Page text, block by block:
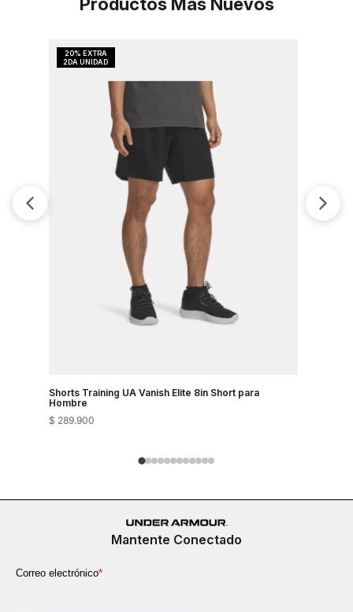
Productos Más Nuevos
Shorts Training UA Vanish Elite 8in Short para
Hombre
$ 289.900
Mantente Conectado